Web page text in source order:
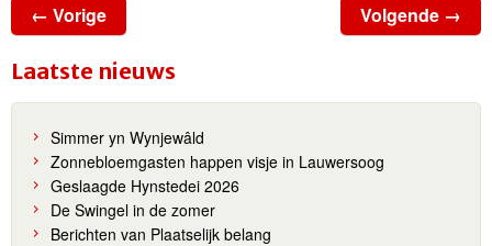
← Vorige Volgende →
Laatste nieuws
Simmer yn Wynjewâld
Zonnebloemgasten happen visje in Lauwersoog
Geslaagde Hynstedei 2026
De Swingel in de zomer
Berichten van Plaatselijk belang